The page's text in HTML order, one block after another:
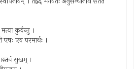
कुर्वन्तु ।
एव परमार्थः ।
सुखम् ।